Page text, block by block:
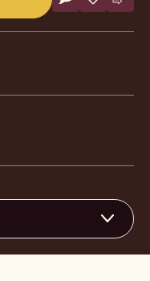
Yorum yaz
- BitterKaydet
- Bitter
-